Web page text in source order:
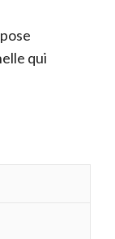
qui